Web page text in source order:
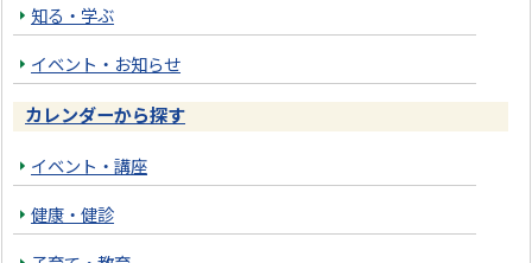
知る・学ぶ
イベント・お知らせ
カレンダーから探す
イベント・講座
健康・健診